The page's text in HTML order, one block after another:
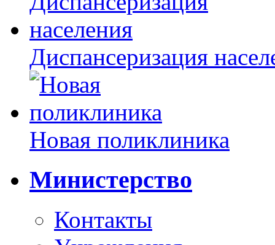
Диспансеризация
Новая поликлиника
Министерство
Контакты